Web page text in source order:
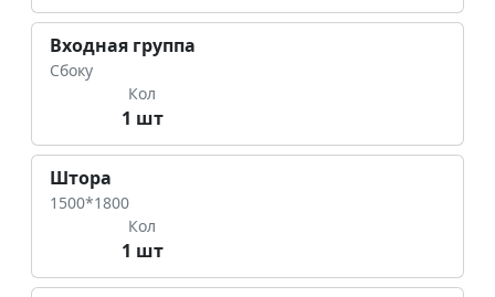
Входная группа
Сбоку
Кол
1 шт
Штора
1500*1800
Кол
1 шт